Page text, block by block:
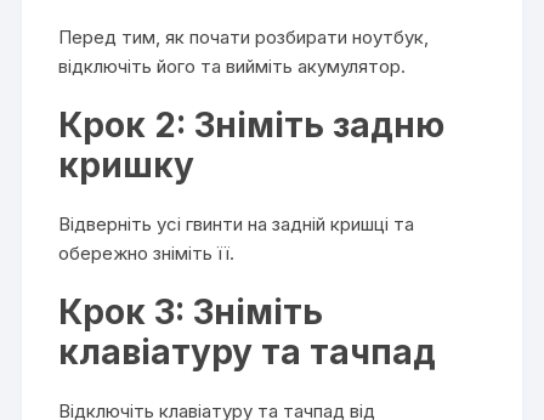
Перед тим, як почати розбирати ноутбук,
відключіть його та вийміть акумулятор.
Крок 2: Зніміть задню
кришку
Відверніть усі гвинти на задній кришці та
обережно зніміть її.
Крок 3: Зніміть
клавіатуру та тачпад
Відключіть клавіатуру та тачпад від